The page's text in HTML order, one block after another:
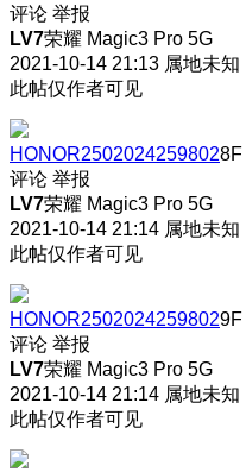
评论 举报
LV7荣耀 Magic3 Pro 5G
2021-10-14 21:13 属地未知
此帖仅作者可见
HONOR25020242598028F
评论 举报
LV7荣耀 Magic3 Pro 5G
2021-10-14 21:14 属地未知
此帖仅作者可见
HONOR25020242598029F
评论 举报
LV7荣耀 Magic3 Pro 5G
2021-10-14 21:14 属地未知
此帖仅作者可见